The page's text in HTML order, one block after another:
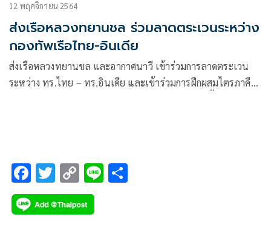
12 พฤศจิกายน 2564
ส่งเรือหลวงทยานชล ร่วมลาดตระเวนระหว่าง
กองทัพเรือไทย-อินเดีย
ส่งเรือหลวงทยานชล และอากาศนาวี เข้าร่วมการลาดตระเวน
ระหว่าง ทร.ไทย – ทร.อินเดีย และเข้าร่วมการฝึกผสมไตรภาคี
F
ac
e
T
wi
tt
C
o
p
Li